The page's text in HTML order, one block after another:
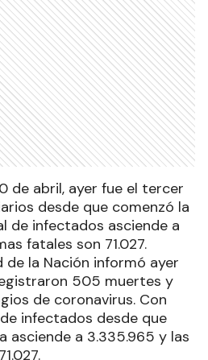
de abril, ayer fue el tercer
desde que comenzó la
de infectados asciende a
fatales son 71.027.
de la Nación informó ayer
505 muertes y
de coronavirus. Con
infectados desde que
asciende a 3.335.965 y las